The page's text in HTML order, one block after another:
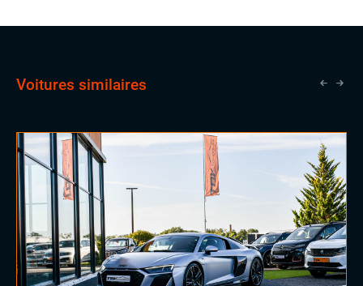
commercial.
Voitures similaires